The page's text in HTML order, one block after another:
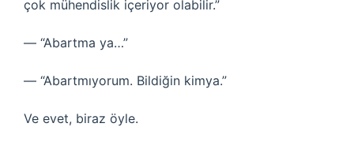
çok mühendislik içeriyor olabilir.”
— “Abartma ya…”
— “Abartmıyorum. Bildiğin kimya.”
Ve evet, biraz öyle.